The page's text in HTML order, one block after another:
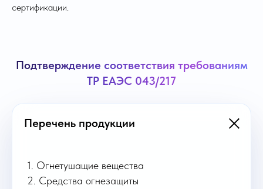
сертификации.
Подтверждение соответствия требованиям
ТР ЕАЭС 043/217
Перечень продукции
1. Огнетушащие вещества
2. Средства огнезащиты